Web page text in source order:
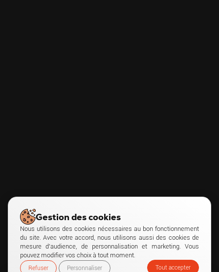
Gestion des cookies
Nous utilisons des cookies nécessaires au bon fonctionnement
du site. Avec votre accord, nous utilisons aussi des cookies de
mesure d’audience, de personnalisation et marketing. Vous
pouvez modifier vos choix à tout moment.
Refuser Personnaliser Tout accepter